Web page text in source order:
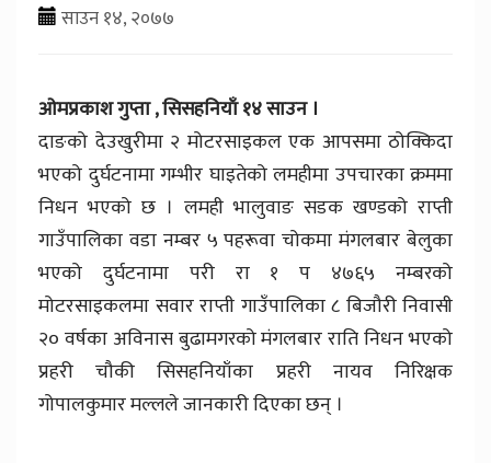
साउन १४, २०७७
ओमप्रकाश गुप्ता , सिसहनियाँ १४ साउन ।
दाङको देउखुरीमा २ मोटरसाइकल एक आपसमा ठोक्किदा
भएको दुर्घटनामा गम्भीर घाइतेको लमहीमा उपचारका क्रममा
निधन भएको छ । लमही भालुवाङ सडक खण्डको राप्ती
गाउँपालिका वडा नम्बर ५ पहरूवा चोकमा मंगलबार बेलुका
भएको दुर्घटनामा परी रा १ प ४७६५ नम्बरको
मोटरसाइकलमा सवार राप्ती गाउँपालिका ८ बिजौरी निवासी
२० वर्षका अविनास बुढामगरको मंगलबार राति निधन भएको
प्रहरी चौकी सिसहनियाँका प्रहरी नायव निरिक्षक
गोपालकुमार मल्लले जानकारी दिएका छन् ।